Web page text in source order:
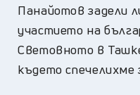
Панайотов задели
участието на
Световното в
където спечелихме